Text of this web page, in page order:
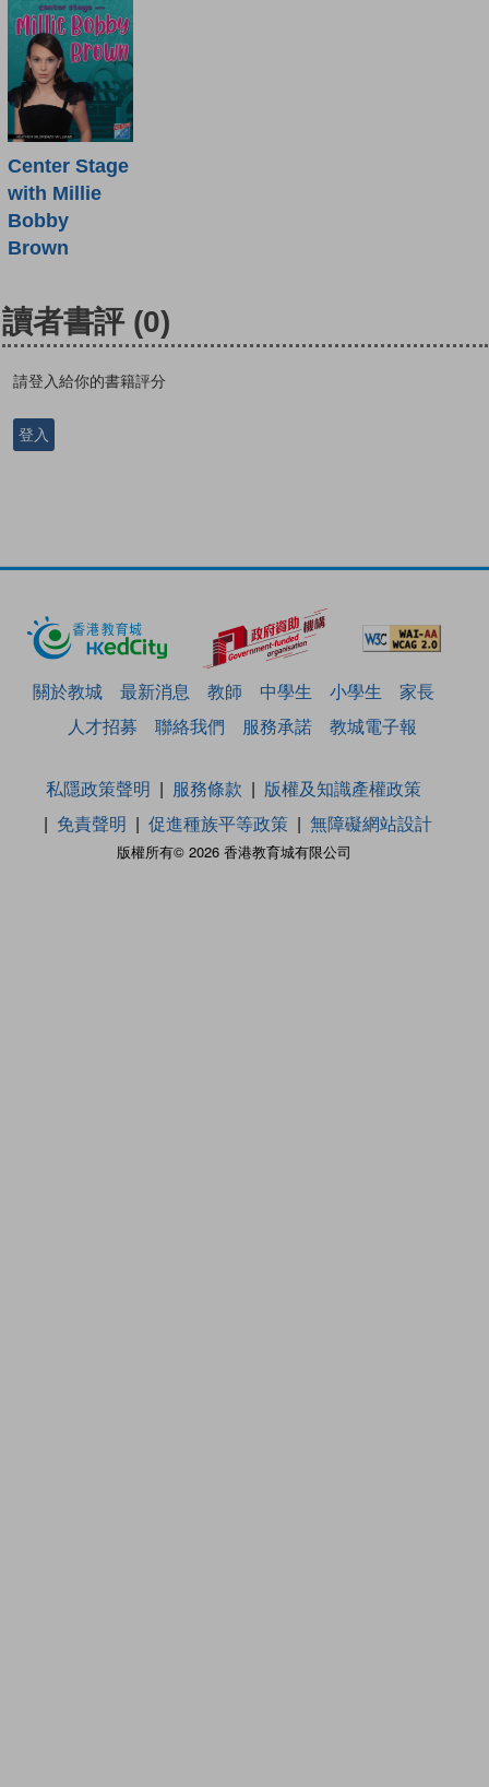
Center Stage
with Millie
Bobby
Brown
讀者書評 (0)
請登入給你的書籍評分
登入
關於教城 最新消息 教師 中學生 小學生
家長
人才招募
聯絡我們 服務承諾 教城電子報
版權所有© 2026 香港教育城有限公司
私隱政策聲明 服務條款
版權及知識產權政策
免責聲明
促進種族平等政策 無障礙網站設計